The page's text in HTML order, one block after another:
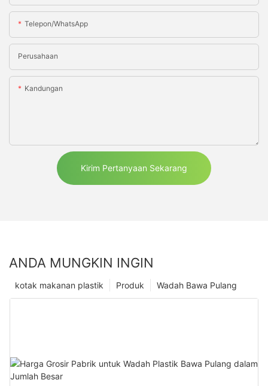
Telepon/WhatsApp
Perusahaan
Kandungan
Kirim Pertanyaan Sekarang
ANDA MUNGKIN INGIN
Wadah Bawa Pulang
Produk
kotak makanan plastik